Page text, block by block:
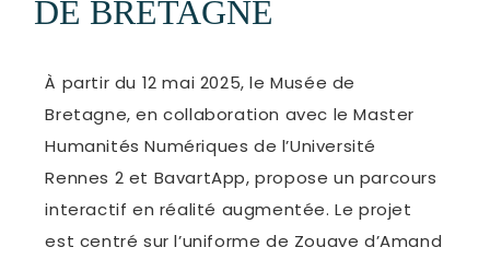
DE BRETAGNE
À partir du 12 mai 2025, le Musée de
Bretagne, en collaboration avec le Master
Humanités Numériques de l’Université
Rennes 2 et BavartApp, propose un parcours
interactif en réalité augmentée. Le projet
est centré sur l’uniforme de Zouave d’Amand